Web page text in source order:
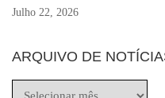
Julho 22, 2026
ARQUIVO DE